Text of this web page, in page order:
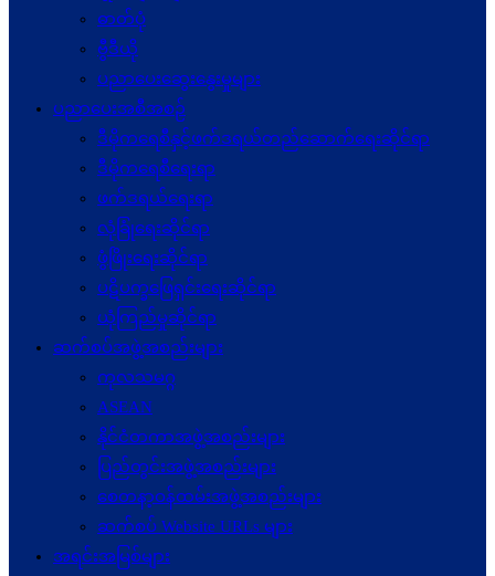
ဓာတ်ပုံ
ဗွီဒီယို
ပညာပေးဆွေးနွေးမှုများ
ပညာပေးအစီအစဉ်
ဒီမိုကရေစီနှင့်ဖက်ဒရယ်တည်ဆောက်ရေးဆိုင်ရာ
ဒီမိုကရေစီရေးရာ
ဖက်ဒရယ်ရေးရာ
လုံခြုံရေးဆိုင်ရာ
ဖွံဖြိုးရေးဆိုင်ရာ
ပဋိပက္ခ‌ဖြေရှင်းရေးဆိုင်ရာ
ယုံကြည်မှုဆိုင်ရာ
ဆက်စပ်အဖွဲ့အစည်းများ
ကုလသမဂ္ဂ
ASEAN
နိုင်ငံတကာအဖွဲ့အစည်းများ
ပြည်တွင်းအဖွဲ့အစည်းများ
စေတနာ့ဝန်ထမ်းအဖွဲ့အစည်းများ
ဆက်စပ် Website URLs များ
အရင်းအမြစ်များ